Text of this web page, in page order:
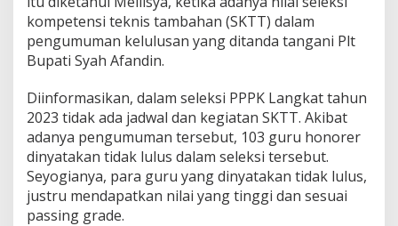
kompetensi teknis tambahan (SKTT) dalam
pengumuman kelulusan yang ditanda tangani Plt
Bupati Syah Afandin.
Diinformasikan, dalam seleksi PPPK Langkat tahun
2023 tidak ada jadwal dan kegiatan SKTT. Akibat
adanya pengumuman tersebut, 103 guru honorer
dinyatakan tidak lulus dalam seleksi tersebut.
Seyogianya, para guru yang dinyatakan tidak lulus,
justru mendapatkan nilai yang tinggi dan sesuai
passing grade.